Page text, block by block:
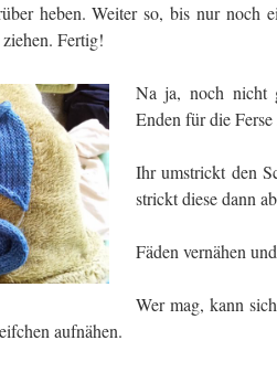
heben. Weiter so, bis nur noch
Fertig!
Na ja, noch nicht
Enden für die Ferse
Ihr umstrickt den
strickt diese dann
Fäden vernähen
Wer mag, kann
aufnähen.